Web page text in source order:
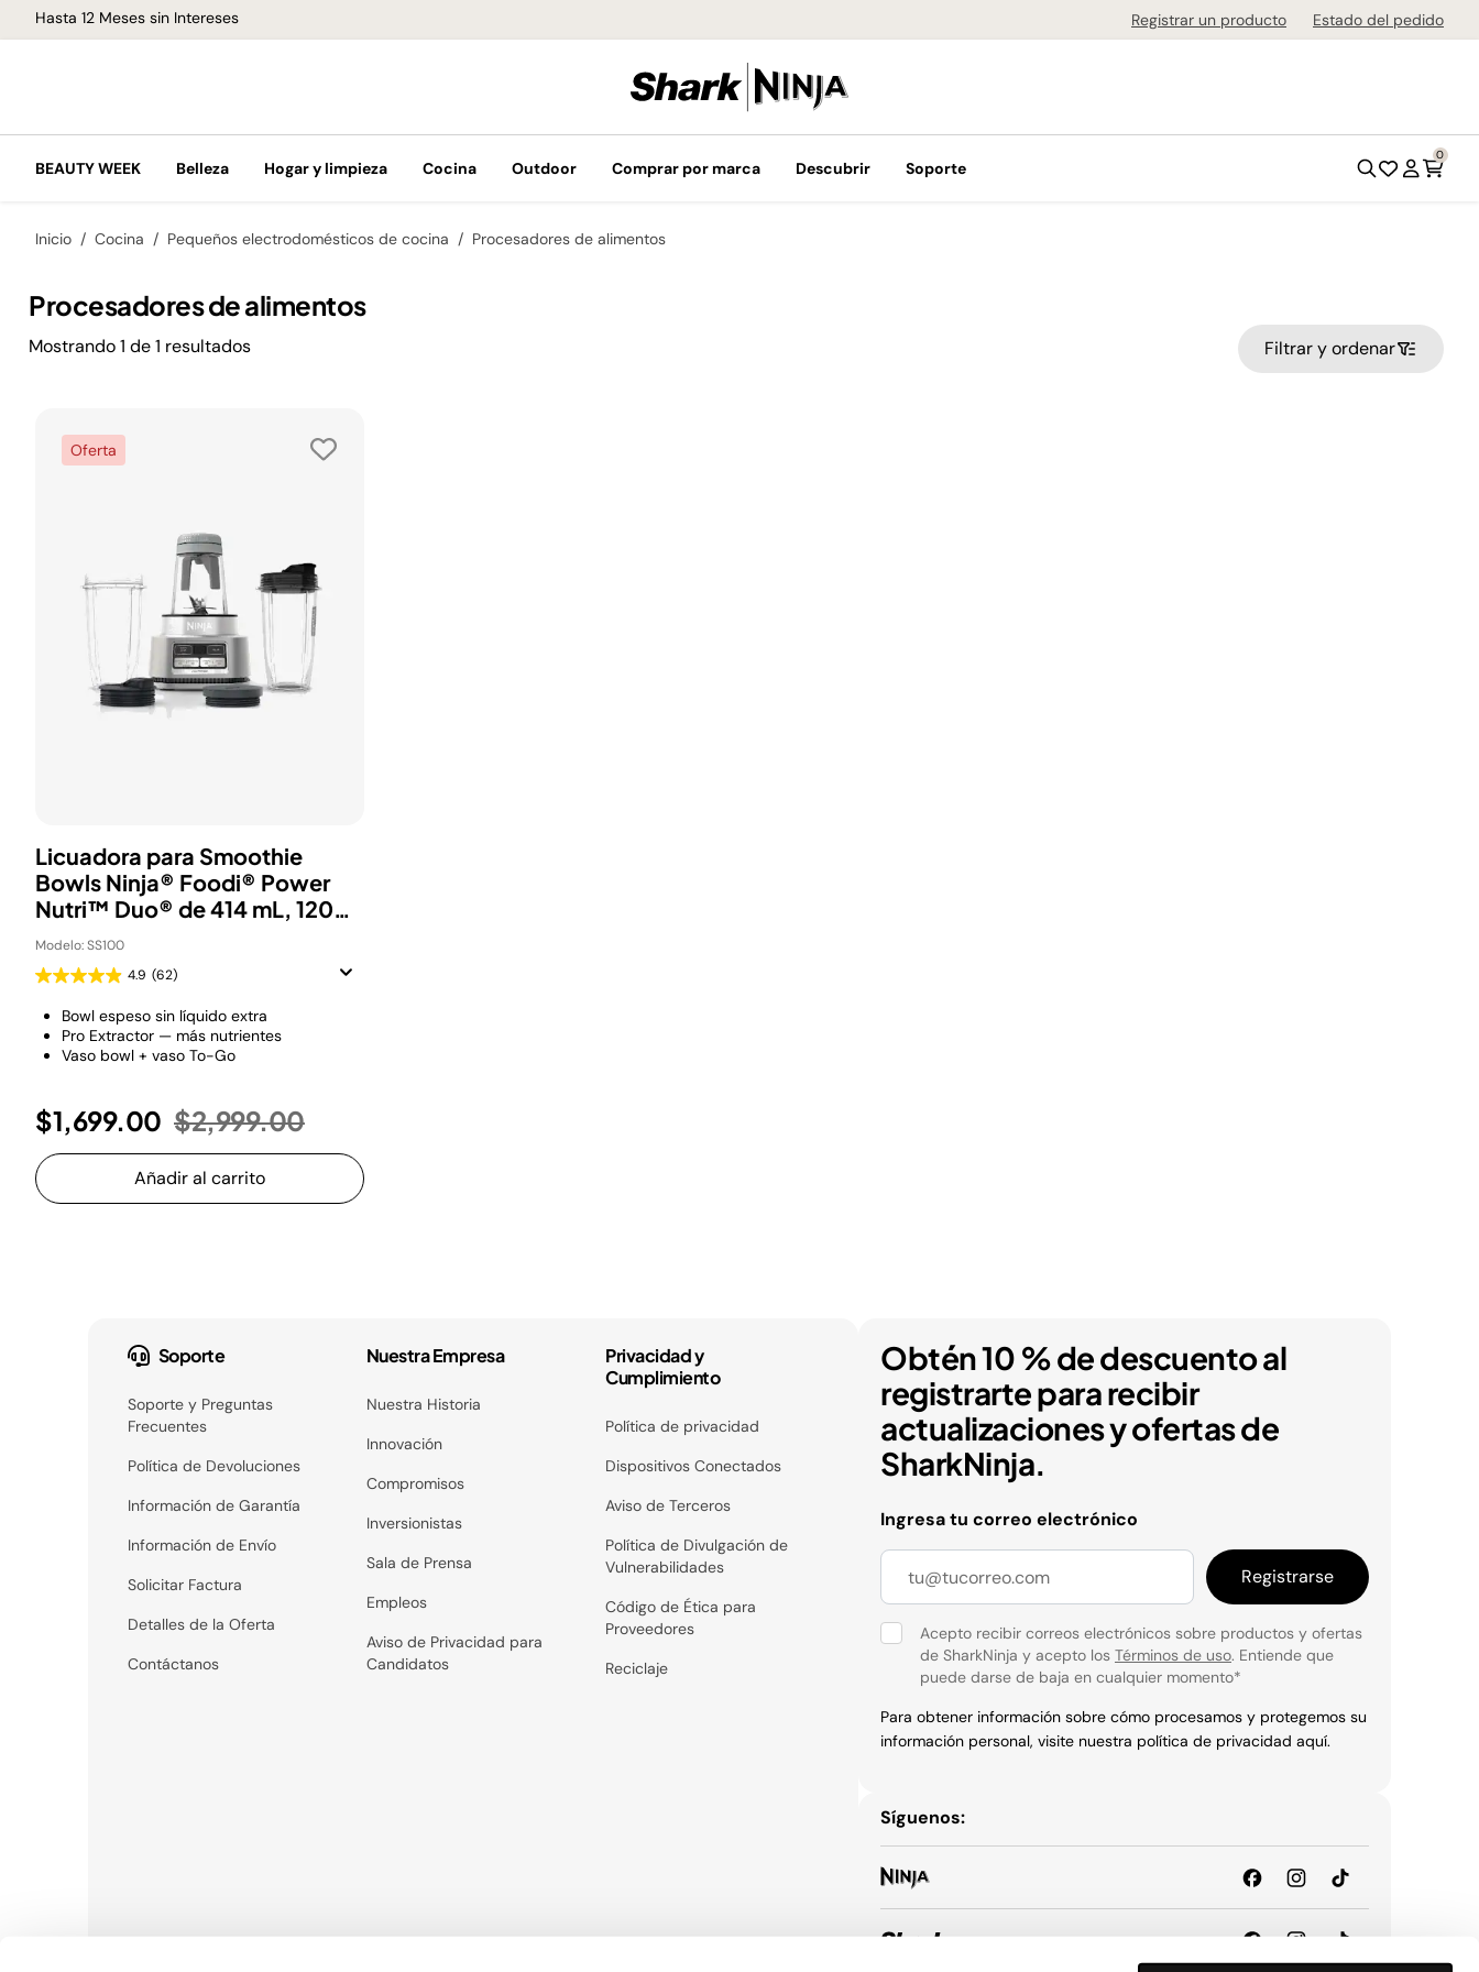
Hasta 12 Meses sin Intereses ¡Envíos GRATIS de 1-3 días en todo el país!Registrar un producto Estado del pedido
BEAUTY WEEK Belleza Hogar y limpieza Cocina Outdoor Comprar por marca Descubrir Soporte
0
Inicio Cocina Pequeños electrodomésticos de cocina Procesadores de alimentos
Procesadores de alimentos
Mostrando1 de1 resultados Filtrar y ordenar
Oferta
Licuadora para Smoothie
Bowls Ninja® Foodi® Power
Nutri™ Duo® de 414 mL, 1200
W
Modelo: SS100
4.9 (62)
Bowl espeso sin líquido extra
Pro Extractor — más nutrientes
Vaso bowl + vaso To-Go
$1,699.00 Precio reducido de
$2,999.00a
Añadir al carrito
Soporte
Soporte y Preguntas
Frecuentes
Política de Devoluciones
Información de Garantía
Información de Envío
Solicitar Factura
Detalles de la Oferta
Contáctanos
Nuestra Empresa
Nuestra Historia
Innovación
Compromisos
Inversionistas
Sala de Prensa
Empleos
Aviso de Privacidad para
Candidatos
Privacidad y
Cumplimiento
Política de privacidad
Dispositivos Conectados
Aviso de Terceros
Política de Divulgación de
Vulnerabilidades
Código de Ética para
Proveedores
Reciclaje
Obtén 10 % de descuento al
registrarte para recibir
actualizaciones y ofertas de
SharkNinja.
Ingresa tu correo electrónico
Registrarse
Acepto recibir correos electrónicos sobre productos y ofertas
de SharkNinja y acepto los Términos de uso. Entiende que
puede darse de baja en cualquier momento*
Para obtener información sobre cómo procesamos y protegemos su
información personal, visite nuestra política de privacidad aquí.
Síguenos: